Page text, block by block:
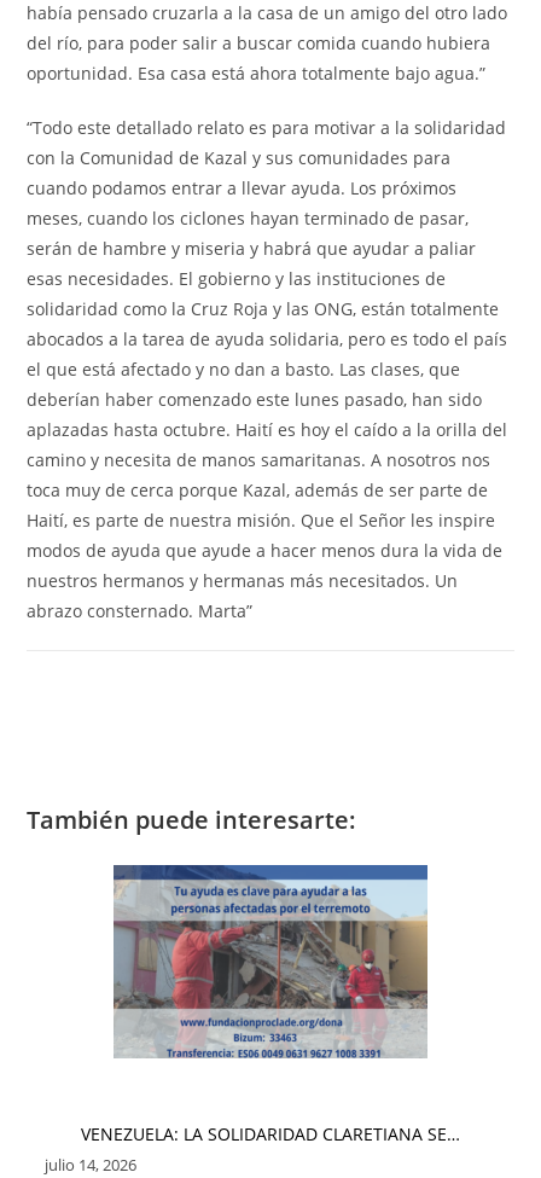
había pensado cruzarla a la casa de un amigo del otro lado
del río, para poder salir a buscar comida cuando hubiera
oportunidad. Esa casa está ahora totalmente bajo agua.”
“Todo este detallado relato es para motivar a la solidaridad
con la Comunidad de Kazal y sus comunidades para
cuando podamos entrar a llevar ayuda. Los próximos
meses, cuando los ciclones hayan terminado de pasar,
serán de hambre y miseria y habrá que ayudar a paliar
esas necesidades. El gobierno y las instituciones de
solidaridad como la Cruz Roja y las ONG, están totalmente
abocados a la tarea de ayuda solidaria, pero es todo el país
el que está afectado y no dan a basto. Las clases, que
deberían haber comenzado este lunes pasado, han sido
aplazadas hasta octubre. Haití es hoy el caído a la orilla del
camino y necesita de manos samaritanas. A nosotros nos
toca muy de cerca porque Kazal, además de ser parte de
Haití, es parte de nuestra misión. Que el Señor les inspire
modos de ayuda que ayude a hacer menos dura la vida de
nuestros hermanos y hermanas más necesitados. Un
abrazo consternado. Marta”
También puede interesarte:
VENEZUELA: LA SOLIDARIDAD CLARETIANA SE…
julio 14, 2026